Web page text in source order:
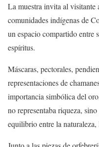
La muestra invita al visitante
comunidades indígenas de
un espacio compartido entre
espíritus.
Máscaras, pectorales,
representaciones de
importancia simbólica del
no representaba riqueza,
equilibrio entre la